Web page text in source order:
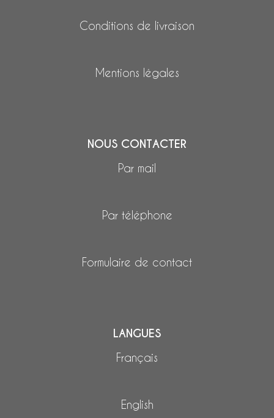
Conditions de livraison
Mentions légales
NOUS CONTACTER
Par mail
Par téléphone
Formulaire de contact
LANGUES
Français
English